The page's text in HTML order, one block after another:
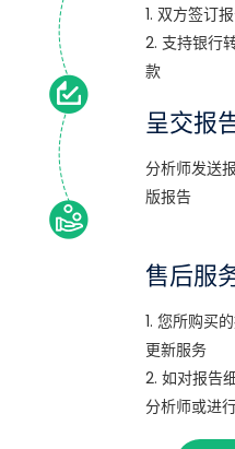
1. 双方签订
2. 支持银行
款
呈交报
分析师发送
版报告
售后服
1. 您所购买
更新服务
2. 如对报告
分析师或进